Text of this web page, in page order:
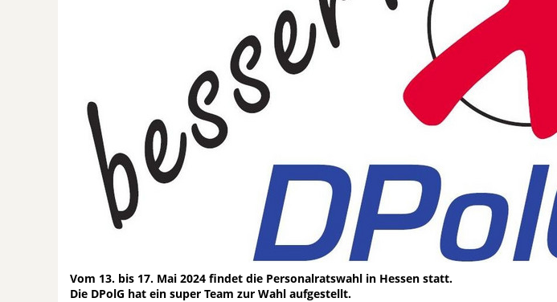
Vom 13. bis 17. Mai 2024 findet die Personalratswahl in Hessen statt.
Die DPolG hat ein super Team zur Wahl aufgestellt.